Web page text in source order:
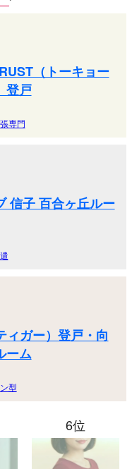
（トーキョー
登戸
専門
信子 百合ヶ丘ルー
ィガー）登戸・向
ーム
型
6位